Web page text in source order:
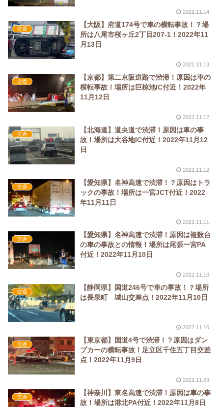
2022.11.14
交通
【大阪】府道174号で車の横転事故！？場
所は八尾市桜ヶ丘2丁目207-1！2022年11
月13日
2022.11.13
交通
【京都】第二京阪道路で渋滞！原因は車の
横転事故！場所は巨椋池IC付近！2022年
11月12日
2022.11.12
交通
【北海道】道央道で渋滞！原因は車の事
故！場所は大谷地IC付近！2022年11月12
日
2022.11.12
交通
【愛知県】名神高速で渋滞！？原因はトラ
ックの事故！場所は一宮JCT付近！2022
年11月11日
2022.11.11
交通
【愛知県】名神高速で渋滞！原因は複数台
の車の事故との情報！場所は尾張一宮PA
付近！2022年11月10日
2022.11.10
交通
【静岡県】国道246号で車の事故！？場所
は長泉町 城山交差点！2022年11月10日
2022.11.10
交通
【東京都】国道4号で渋滞！？原因はダン
プカーの横転事故！足立区千住五丁目交差
点！2022年11月9日
2022.11.09
交通
【神奈川】東名高速で渋滞！原因は車の事
故！場所は港北PA付近！2022年11月8日